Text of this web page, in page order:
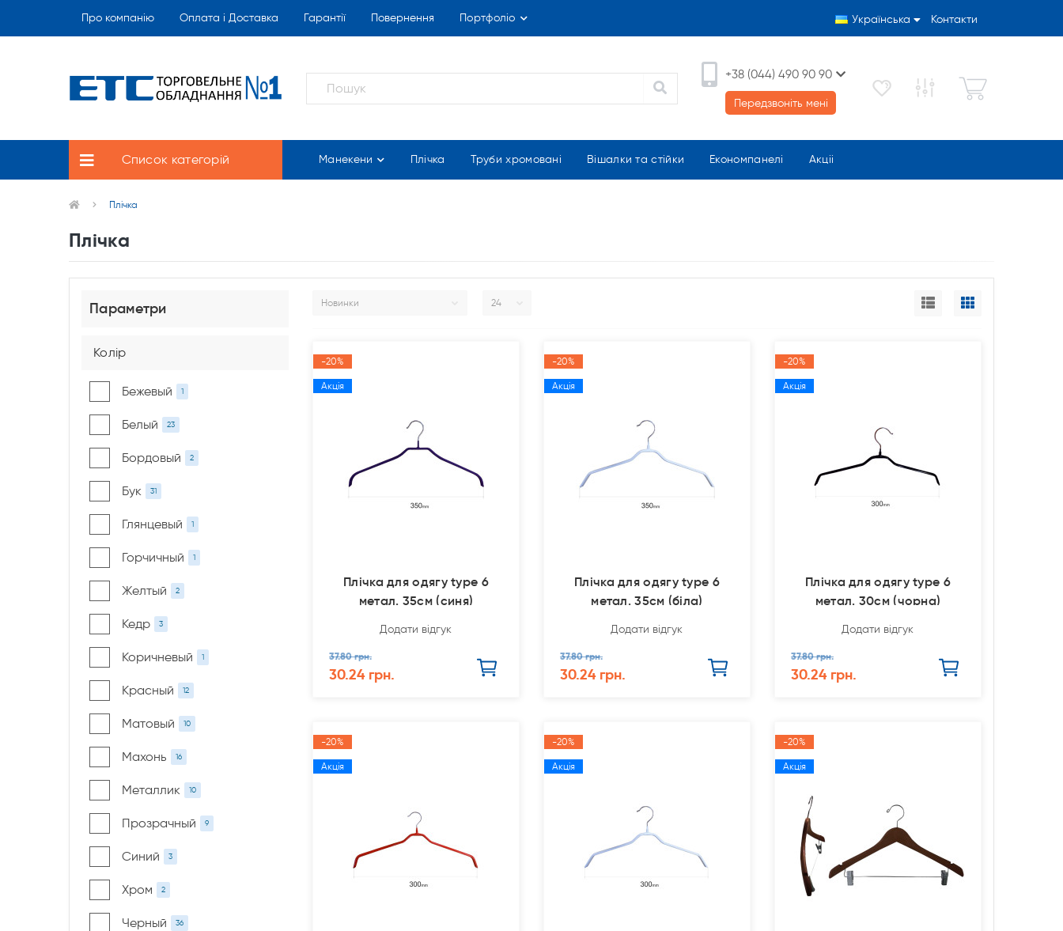
Про компанію Оплата і Доставка Гарантії Повернення Портфоліо Українська Контакти
+38 (044) 490 90 90
Передзвоніть мені
Список категорій Манекени Плічка Труби хромовані Вішалки та стійки Економпанелі Акціі
Плічка
Плічка
Параметри
Колір
Бежевый 1
Белый 23
Бордовый 2
Бук 31
Глянцевый 1
Горчичный 1
Желтый 2
Кедр 3
Коричневый 1
Красный 12
Матовый 10
Махонь 16
Металлик 10
Прозрачный 9
Синий 3
Хром 2
Черный 36
-20%
Акція
Плічка для одягу type 6
метал. 35см (синя)
Додати відгук
37.80 грн.
30.24 грн.
-20%
Акція
Плічка для одягу type 6
метал. 35см (біла)
Додати відгук
37.80 грн.
30.24 грн.
-20%
Акція
Плічка для одягу type 6
метал. 30см (чорна)
Додати відгук
37.80 грн.
30.24 грн.
-20%
Акція
-20%
Акція
-20%
Акція